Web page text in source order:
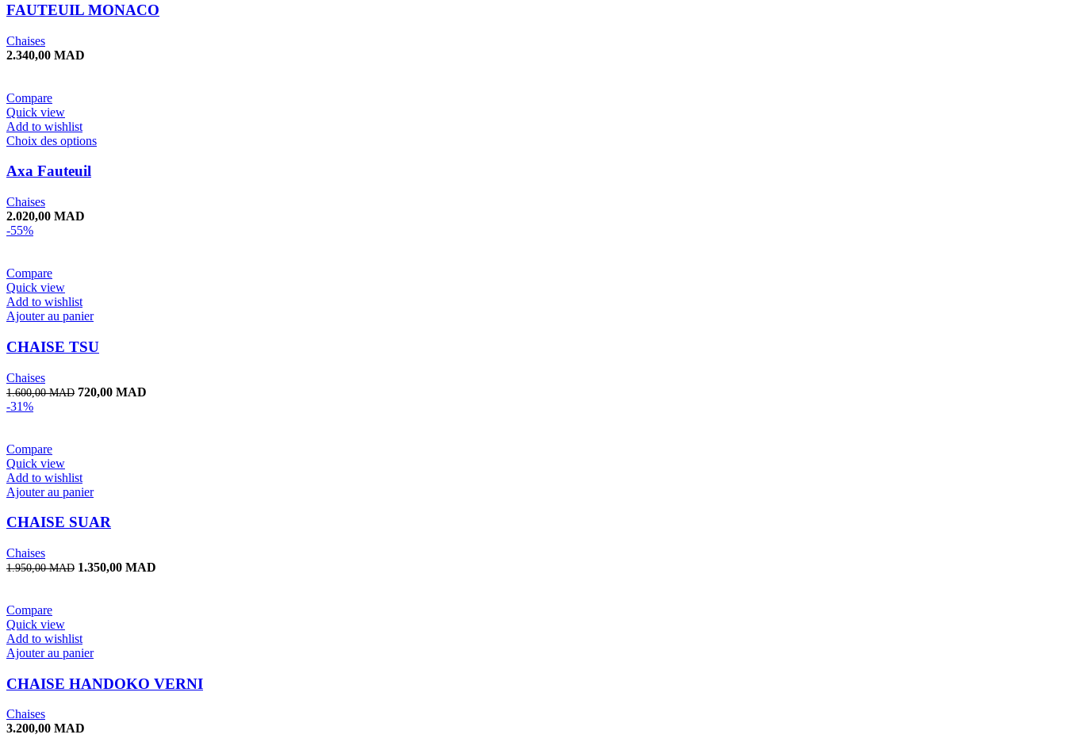
FAUTEUIL MONACO
Chaises
2.340,00 MAD
Compare
Quick view
Add to wishlist
Choix des options
Axa Fauteuil
Chaises
2.020,00 MAD
-55%
Compare
Quick view
Add to wishlist
Ajouter au panier
CHAISE TSU
Chaises
1.600,00MAD Le
720,00 MAD
-31%
Compare
Quick view
Add to wishlist
Ajouter au panier
CHAISE SUAR
Chaises
1.950,00MAD Le
1.350,00 MAD
Compare
Quick view
Add to wishlist
Ajouter au panier
CHAISE HANDOKO VERNI
Chaises
3.200,00 MAD